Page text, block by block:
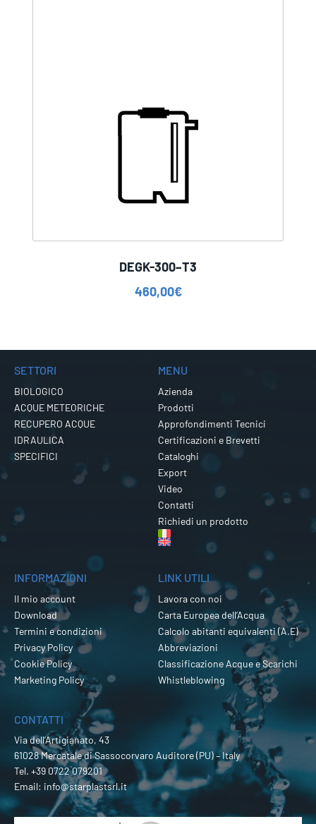
DEGK-300–T3
460,00€
SETTORI
BIOLOGICO
ACQUE METEORICHE
RECUPERO ACQUE
IDRAULICA
SPECIFICI
MENU
Azienda
Prodotti
Approfondimenti Tecnici
Certificazioni e Brevetti
Cataloghi
Export
Video
Contatti
Richiedi un prodotto
INFORMAZIONI
Il mio account
Download
Termini e condizioni
Privacy Policy
Cookie Policy
Marketing Policy
LINK UTILI
Lavora con noi
Carta Europea dell’Acqua
Calcolo abitanti equivalenti (A.E)
Abbreviazioni
Classificazione Acque e Scarichi
Whistleblowing
CONTATTI
Via dell’Artigianato, 43
61028 Mercatale di Sassocorvaro Auditore (PU) – Italy
Tel. +39 0722 079201
Email: info@starplastsrl.it